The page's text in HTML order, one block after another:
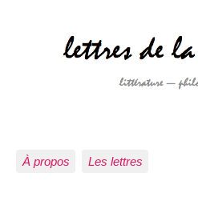
À propos Les lettres